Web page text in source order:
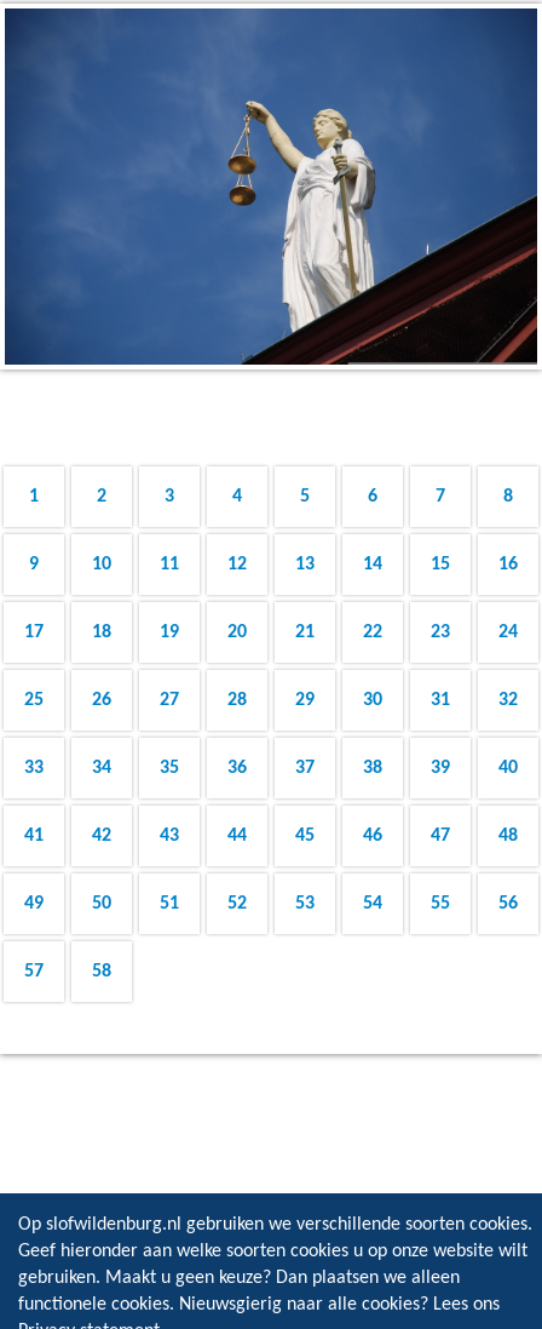
1 2 3 4 5 6 7 8
9 10 11 12 13 14 15 16
17 18 19 20 21 22 23 24
25 26 27 28 29 30 31 32
33 34 35 36 37 38 39 40
41 42 43 44 45 46 47 48
49 50 51 52 53 54 55 56
57 58
Op slofwildenburg.nl gebruiken we verschillende soorten cookies.
Geef hieronder aan welke soorten cookies u op onze website wilt
gebruiken. Maakt u geen keuze? Dan plaatsen we alleen
functionele cookies. Nieuwsgierig naar alle cookies? Lees ons